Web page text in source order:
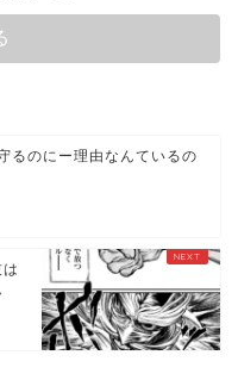
るのにー理由なんているの